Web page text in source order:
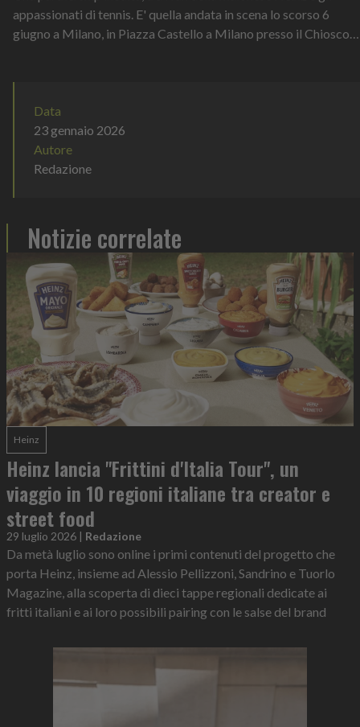
appassionati di tennis. E' quella andata in scena lo scorso 6
giugno a Milano, in Piazza Castello a Milano presso il Chiosco
Data
23 gennaio 2026
Autore
Redazione
Notizie correlate
Heinz
Heinz lancia "Frittini d'Italia Tour", un
viaggio in 10 regioni italiane tra creator e
street food
29 luglio 2026 | Redazione
Da metà luglio sono online i primi contenuti del progetto che
porta Heinz, insieme ad Alessio Pellizzoni, Sandrino e Tuorlo
Magazine, alla scoperta di dieci tappe regionali dedicate ai
fritti italiani e ai loro possibili pairing con le salse del brand